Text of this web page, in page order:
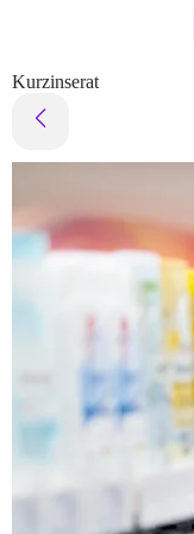
Kurzinserat